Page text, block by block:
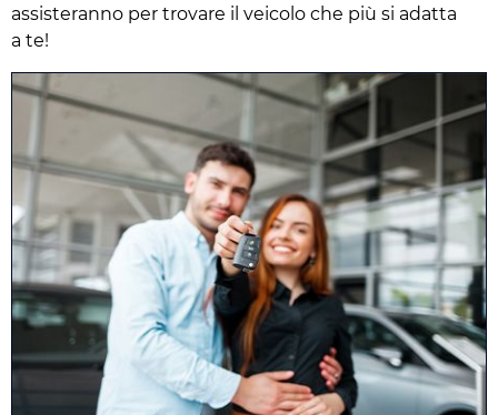
assisteranno per trovare il veicolo che più si adatta
a te!